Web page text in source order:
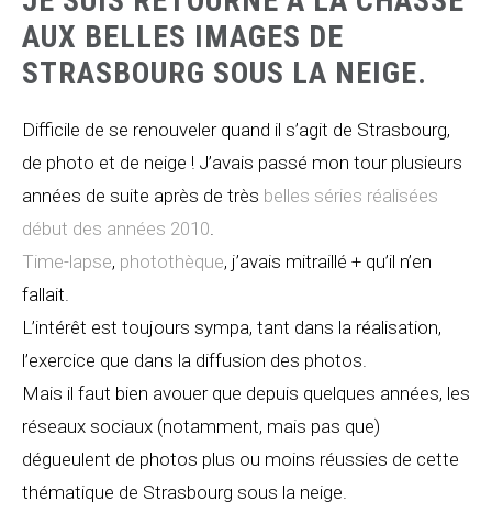
AUX BELLES IMAGES DE
STRASBOURG SOUS LA NEIGE.
Difficile de se renouveler quand il s’agit de Strasbourg,
de photo et de neige ! J’avais passé mon tour plusieurs
années de suite après de très belles séries réalisées
début des années 2010.
Time-lapse, photothèque, j’avais mitraillé + qu’il n’en
fallait.
L’intérêt est toujours sympa, tant dans la réalisation,
l’exercice que dans la diffusion des photos.
Mais il faut bien avouer que depuis quelques années, les
réseaux sociaux (notamment, mais pas que)
dégueulent de photos plus ou moins réussies de cette
thématique de Strasbourg sous la neige.